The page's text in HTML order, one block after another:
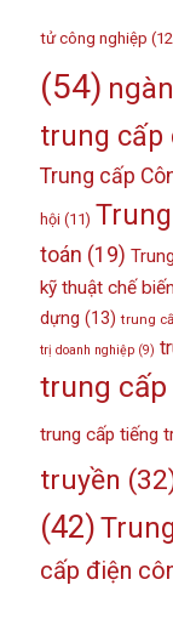
tử công nghiệp
(54)
trung cấp
Trung cấp
hội (11)
toán (19)
kỹ thuật chế
dựng (13) trung
trị doanh nghiệp(9)
trung
trung cấp tiếng
truyền
(42)
cấp điện